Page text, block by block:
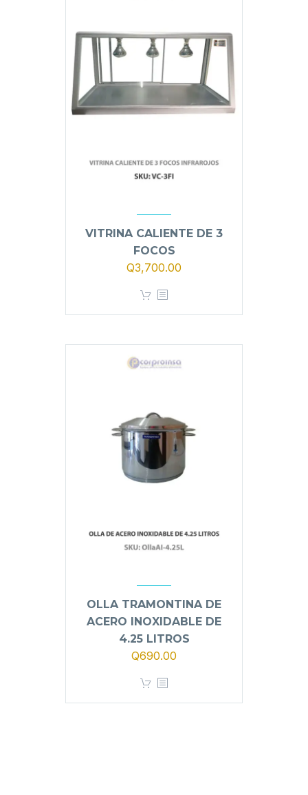
VITRINA CALIENTE DE 3
FOCOS
Q3,700.00
OLLA TRAMONTINA DE
ACERO INOXIDABLE DE
4.25 LITROS
Q690.00